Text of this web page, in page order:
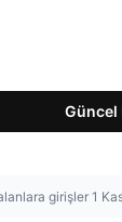
Güncel
girişler 1